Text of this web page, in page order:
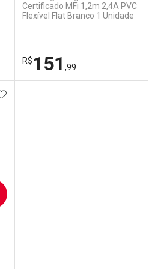
Certificado MFi 1,2m 2,4A PVC
Flexível Flat Branco 1 Unidade
R$151 ,99
AOS FAVORITOS